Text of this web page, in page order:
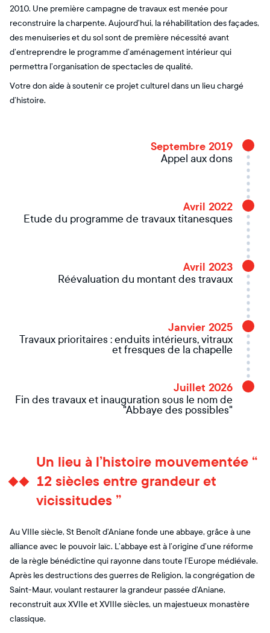
2010. Une première campagne de travaux est menée pour
reconstruire la charpente. Aujourd’hui, la réhabilitation des façades,
des menuiseries et du sol sont de première nécessité avant
d’entreprendre le programme d’aménagement intérieur qui
permettra l’organisation de spectacles de qualité.
Votre don aide à soutenir ce projet culturel dans un lieu chargé
d’histoire.
Septembre 2019
Appel aux dons
Avril 2022
Etude du programme de travaux titanesques
Avril 2023
Réévaluation du montant des travaux
Janvier 2025
Travaux prioritaires : enduits intérieurs, vitraux
et fresques de la chapelle
Juillet 2026
Fin des travaux et inauguration sous le nom de
"Abbaye des possibles"
Un lieu à l’histoire mouvementée “
12 siècles entre grandeur et
vicissitudes ”
Au VIIIe siècle, St Benoît d’Aniane fonde une abbaye, grâce à une
alliance avec le pouvoir laïc. L’abbaye est à l’origine d’une réforme
de la règle bénédictine qui rayonne dans toute l’Europe médiévale.
Après les destructions des guerres de Religion, la congrégation de
Saint-Maur, voulant restaurer la grandeur passée d’Aniane,
reconstruit aux XVIIe et XVIIIe siècles, un majestueux monastère
classique.